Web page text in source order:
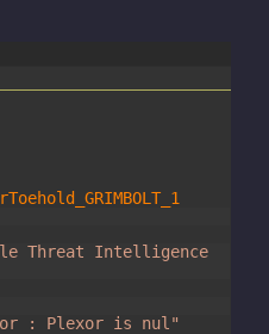
Threat Intelligence
: Plexor is nul"